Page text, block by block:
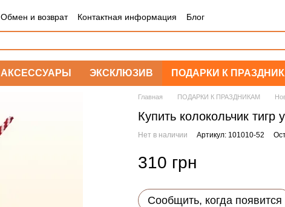
Обмен и возврат Контактная информация Блог
АКСЕССУАРЫ ЭКСКЛЮЗИВ ПОДАРКИ К
Главная ПОДАРКИ К ПРАЗДНИКАМ
Купить колокольчик тигр
Нет в наличии Артикул: 101010-52
310 грн
Сообщить, когда появится